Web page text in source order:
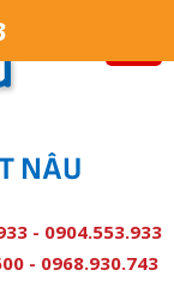
NÂU
- 0904.553.933
- 0968.930.743